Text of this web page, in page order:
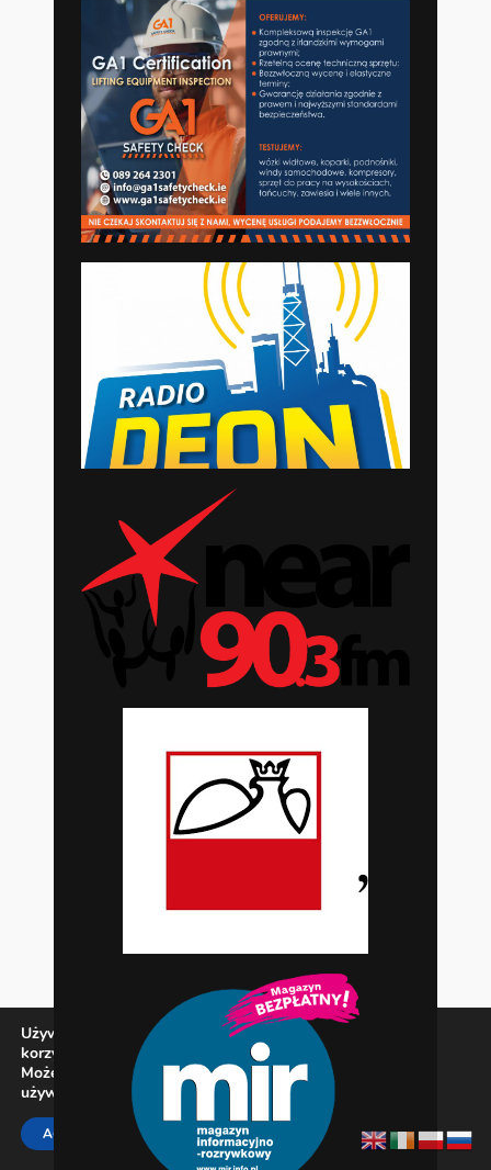
Używamy ciasteczek, aby zapewnić najlepszą jakość
korzystania z naszej witryny.
Możesz dowiedzieć się więcej o tym, jakich ciasteczek
używamy, lub wyłączyć je w ustawieniach
ACCEPT SETTINGS Zamknij panel